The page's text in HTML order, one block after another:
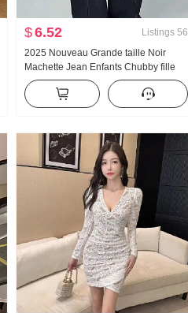
$6.52 Listings 56
2025 Nouveau Grande taille Noir
Machette Jean Enfants Chubby fille
Amincissant Poire Type Figure Porter
Match Taille haute Pantalon large